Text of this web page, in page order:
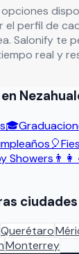
el perfil de
Salonify te
real y
🎓
🎈
Showers
ciudades
Querétaro
Monterrey